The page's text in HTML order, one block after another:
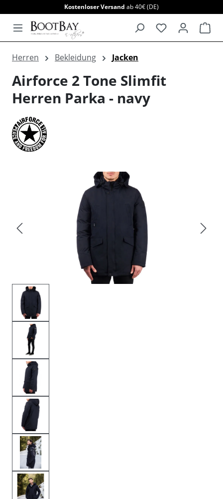
Kostenloser Versand ab 40€ (DE)
Herren Bekleidung Jacken
Airforce 2 Tone Slimfit
Herren Parka - navy
Bildergalerie überspringen